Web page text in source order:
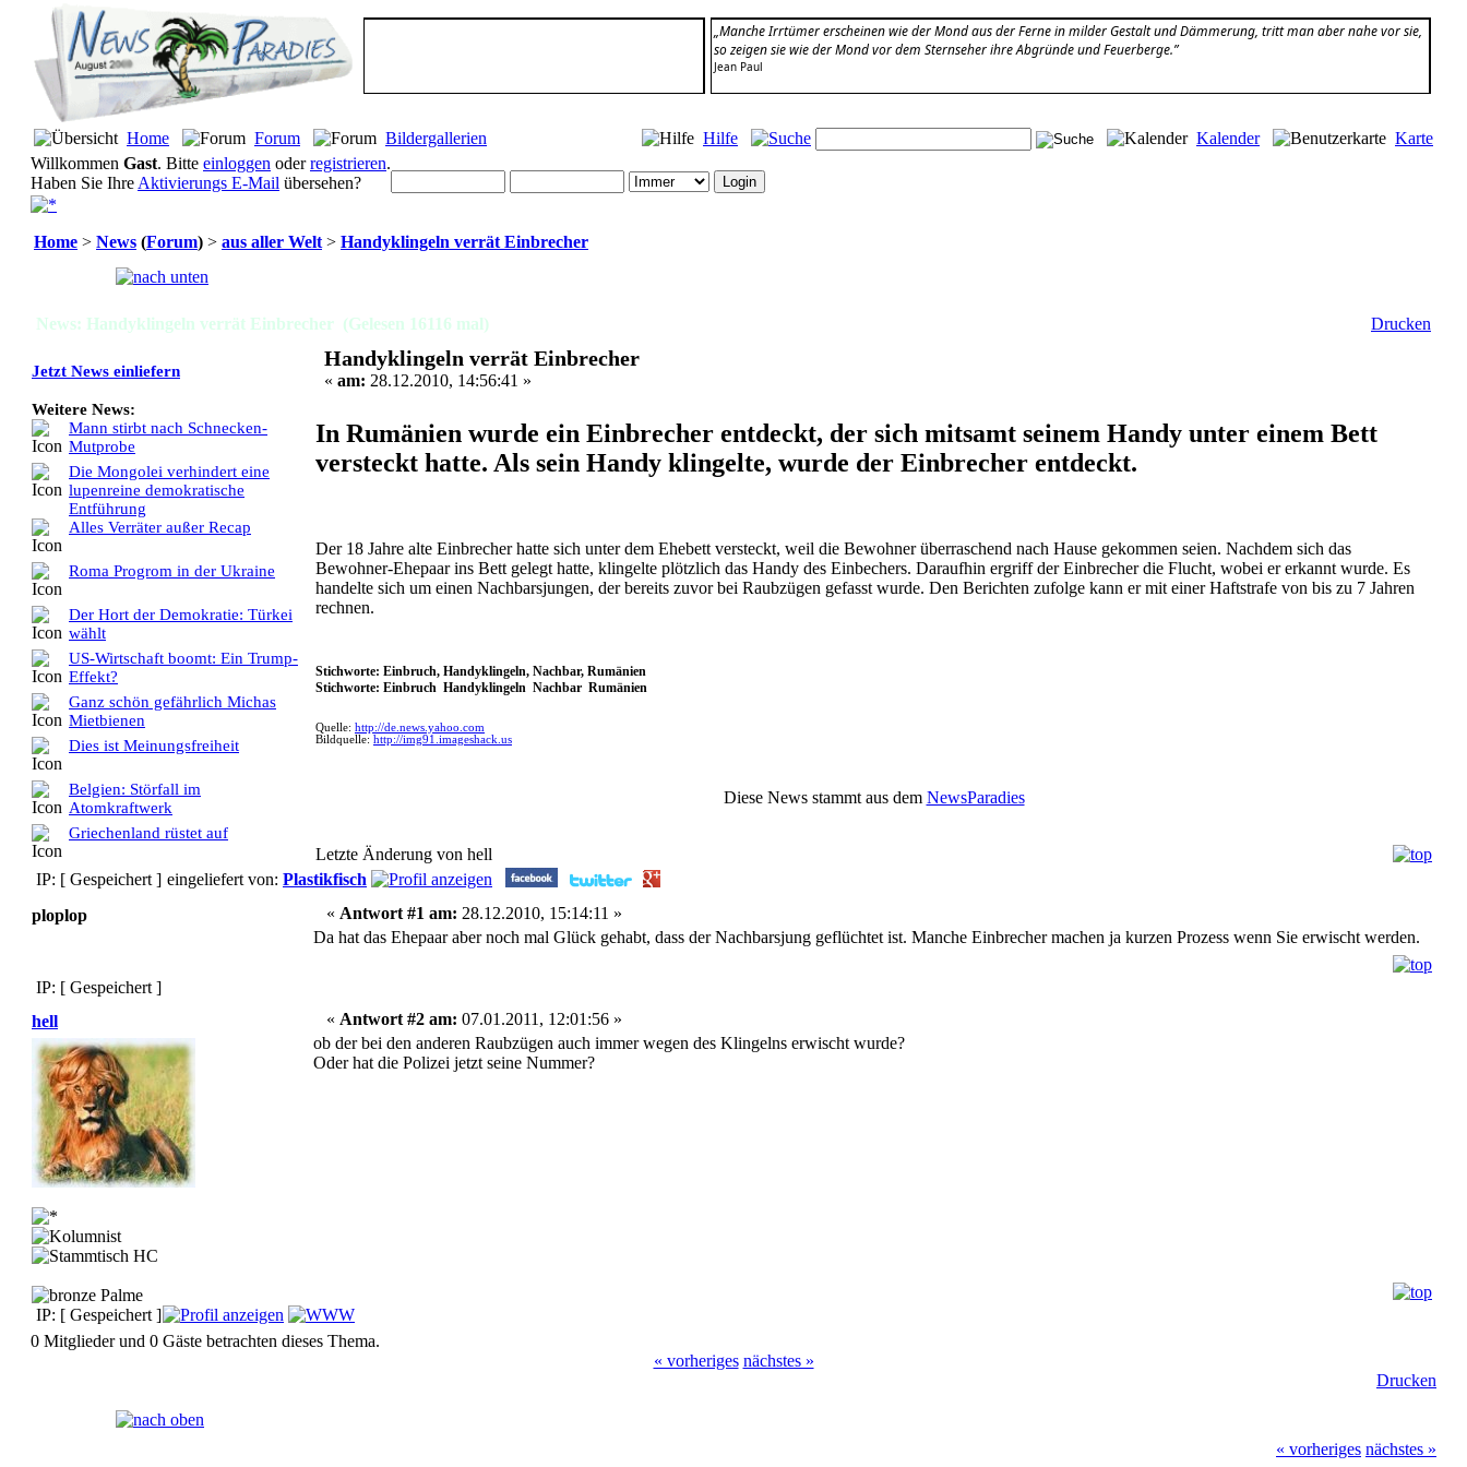
„Manche Irrtümer erscheinen wie der Mond aus der Ferne in milder Gestalt und Dämmerung, tritt man aber nahe vor sie,
so zeigen sie wie der Mond vor dem Sternseher ihre Abgründe und Feuerberge.”
Jean Paul
Home Forum Bildergallerien Hilfe Kalender
Karte
Willkommen Gast. Bitte einloggen oderregistrieren.
Haben Sie Ihre Aktivierungs E-Mail übersehen?
Home > News (Forum) > aus aller Welt > Handyklingeln verrät Einbrecher
News: Handyklingeln verrät Einbrecher (Gelesen 16116 mal) Drucken
Jetzt News einliefern
Weitere News:
Mann stirbt nach Schnecken-
Mutprobe
Die Mongolei verhindert eine
lupenreine demokratische
Entführung
Alles Verräter außer Recap
Roma Progrom in der Ukraine
Der Hort der Demokratie: Türkei
wählt
US-Wirtschaft boomt: Ein Trump-
Effekt?
Ganz schön gefährlich Michas
Mietbienen
Dies ist Meinungsfreiheit
Belgien: Störfall im
Atomkraftwerk
Griechenland rüstet auf
Handyklingeln verrät Einbrecher
« am: 28.12.2010, 14:56:41 »
In Rumänien wurde ein Einbrecher entdeckt, der sich mitsamt seinem Handy unter einem Bett
versteckt hatte. Als sein Handy klingelte, wurde der Einbrecher entdeckt.
Der 18 Jahre alte Einbrecher hatte sich unter dem Ehebett versteckt, weil die Bewohner überraschend nach Hause gekommen seien. Nachdem sich das
Bewohner-Ehepaar ins Bett gelegt hatte, klingelte plötzlich das Handy des Einbechers. Daraufhin ergriff der Einbrecher die Flucht, wobei er erkannt wurde. Es
handelte sich um einen Nachbarsjungen, der bereits zuvor bei Raubzügen gefasst wurde. Den Berichten zufolge kann er mit einer Haftstrafe von bis zu 7 Jahren
rechnen.
Stichworte: Einbruch, Handyklingeln, Nachbar, Rumänien
Stichworte: Einbruch Handyklingeln Nachbar Rumänien
Quelle: http://de.news.yahoo.com
Bildquelle: http://img91.imageshack.us
Diese News stammt aus dem NewsParadies
Letzte Änderung von hell
IP: [ Gespeichert ] eingeliefert von: Plastikfisch
ploplop
« Antwort #1 am: 28.12.2010, 15:14:11 »
Da hat das Ehepaar aber noch mal Glück gehabt, dass der Nachbarsjung geflüchtet ist. Manche Einbrecher machen ja kurzen Prozess wenn Sie erwischt werden.
IP: [ Gespeichert ]
hell
« Antwort #2 am: 07.01.2011, 12:01:56 »
ob der bei den anderen Raubzügen auch immer wegen des Klingelns erwischt wurde?
Oder hat die Polizei jetzt seine Nummer?
IP: [ Gespeichert ]
0 Mitglieder und 0 Gäste betrachten dieses Thema.
« vorheriges nächstes »
Drucken
« vorheriges nächstes »